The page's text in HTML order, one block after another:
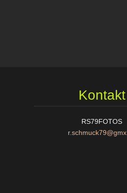
Kontakt
RS79FOTOS
r.schmuck79@gmx.